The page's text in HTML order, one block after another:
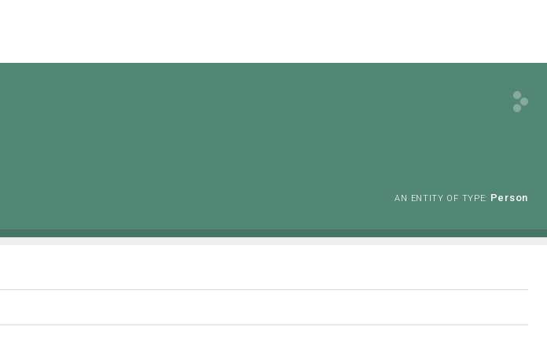
AN ENTITY OF TYPE: Person